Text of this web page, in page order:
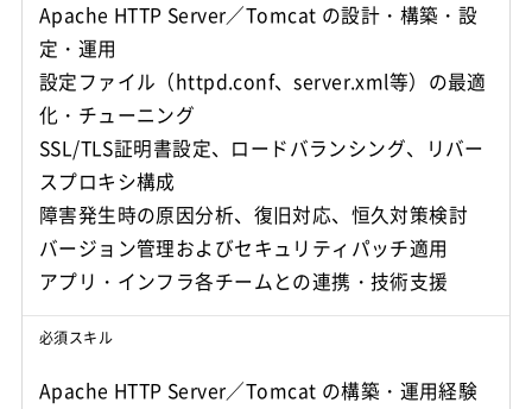
Apache HTTP Server／Tomcat の設計・構築・設
定・運用
設定ファイル（httpd.conf、server.xml等）の最適
化・チューニング
SSL/TLS証明書設定、ロードバランシング、リバー
スプロキシ構成
障害発生時の原因分析、復旧対応、恒久対策検討
バージョン管理およびセキュリティパッチ適用
アプリ・インフラ各チームとの連携・技術支援
必須スキル
Apache HTTP Server／Tomcat の構築・運用経験